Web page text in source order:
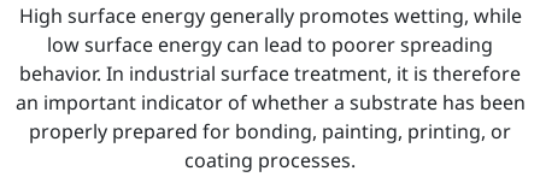
High surface energy generally promotes wetting, while
low surface energy can lead to poorer spreading
behavior. In industrial surface treatment, it is therefore
an important indicator of whether a substrate has been
properly prepared for bonding, painting, printing, or
coating processes.